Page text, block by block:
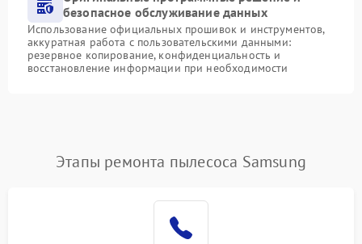
безопасное обслуживание данных
Использование официальных прошивок и инструментов,
аккуратная работа с пользовательскими данными:
резервное копирование, конфиденциальность и
восстановление информации при необходимости
Этапы ремонта пылесоса Samsung